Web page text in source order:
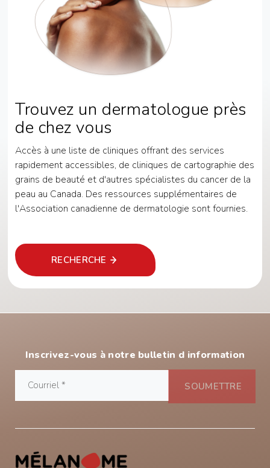
Trouvez un dermatologue près
de chez vous
Accès à une liste de cliniques offrant des services
rapidement accessibles, de cliniques de cartographie des
grains de beauté et d'autres spécialistes du cancer de la
peau au Canada. Des ressources supplémentaires de
l'Association canadienne de dermatologie sont fournies.
RECHERCHE
Inscrivez-vous à notre bulletin d information